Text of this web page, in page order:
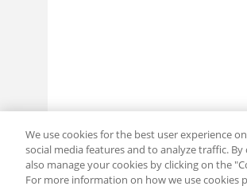
Partager : Courriel
We use cookies for the best user experience
social media features and to analyze traffic. By
also manage your cookies by clicking on the
For more information on how we use cookies